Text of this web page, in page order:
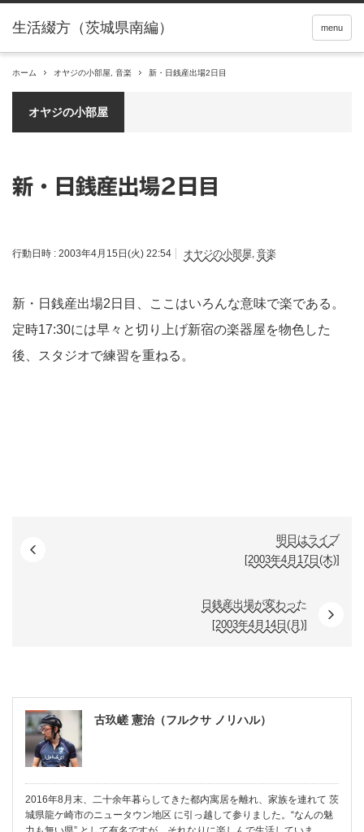
menu
ホーム オヤジの小部屋 音楽 新・日銭産出場2日目
オヤジの小部屋
新・日銭産出場2日目
行動日時 : 2003年4月15日(火) 22:54 オヤジの小部屋, 音楽
新・日銭産出場2日目、ここはいろんな意味で楽である。
定時17:30には早々と切り上げ新宿の楽器屋を物色した
後、スタジオで練習を重ねる。
明日はライブ
[2003年4月17日(木)]
日銭産出場が変わった
[2003年4月14日(月)]
古玖嵯 憲治（フルクサ ノリハル）
2016年8月末、二十余年暮らしてきた都内寓居を離れ、家族を連れて 茨
城県龍ケ崎市のニュータウン地区 に引っ越して参りました。“なんの魅